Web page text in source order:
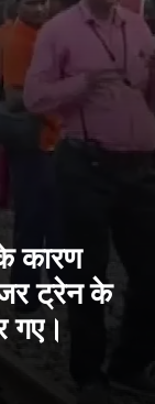
कारण
ट्रेन के
गए।